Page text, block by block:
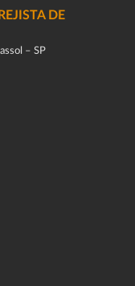
DE
– SP